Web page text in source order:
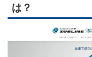
は？